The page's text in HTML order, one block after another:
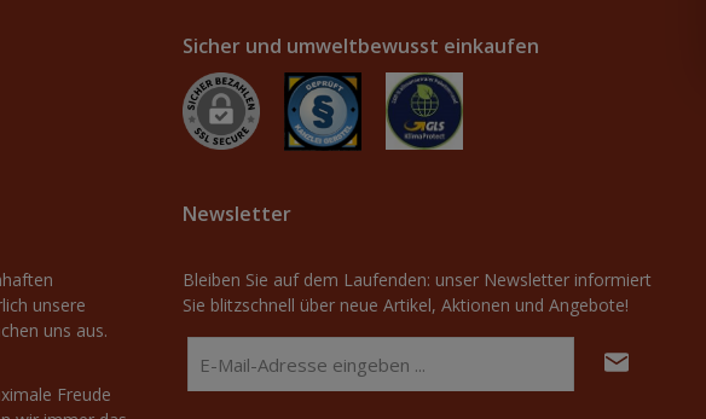
Sicher und umweltbewusst einkaufen
unsere
uns aus.
Freude
Newsletter
Bleiben Sie auf dem Laufenden: unser Newsletter informiert
Sie blitzschnell über neue Artikel, Aktionen und Angebote!
Mail-